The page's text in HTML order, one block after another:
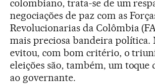
colombiano, trata-se de um
negociações de paz com as
Revolucionarias da Colômbia
mais preciosa bandeira política.
evitou, com bom critério, o
eleições são, também, um toque
ao governante.